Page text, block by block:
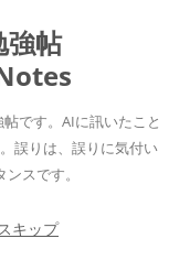
強帖
です。AIに訊いたこと
誤りは、誤りに気付い
スです。
キップ